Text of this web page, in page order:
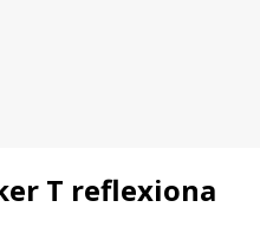
T reflexiona